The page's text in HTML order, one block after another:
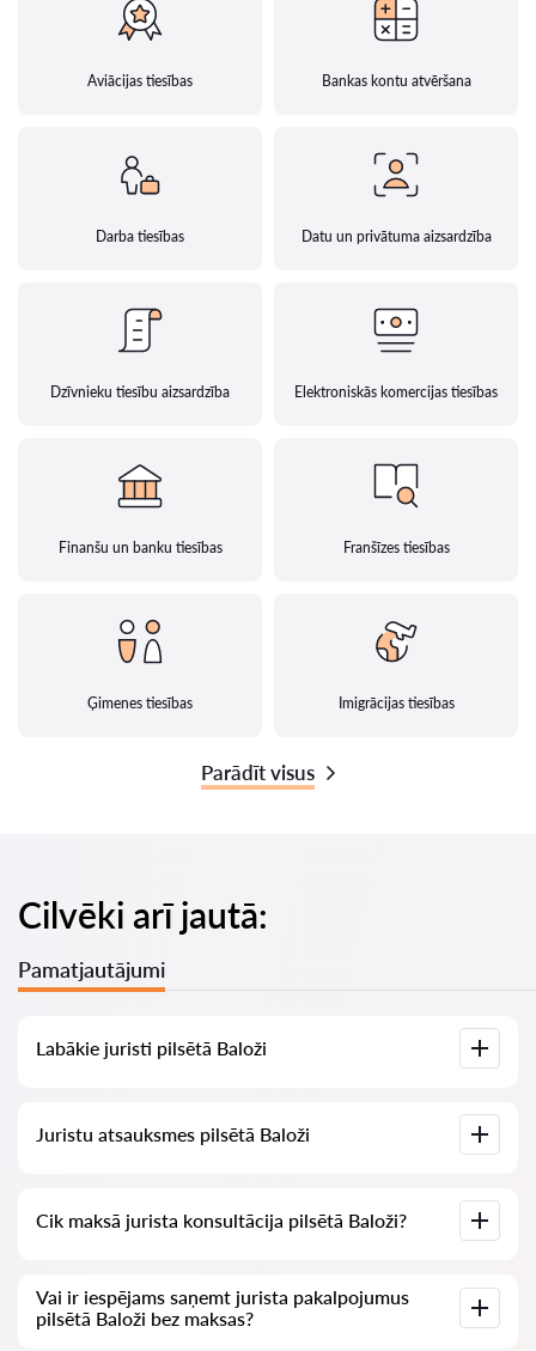
Aviācijas tiesības Bankas kontu atvēršana
Darba tiesības Datu un privātuma aizsardzība
Dzīvnieku tiesību aizsardzība Elektroniskās komercijas tiesības
Finanšu un banku tiesības Franšīzes tiesības
Ģimenes tiesības Imigrācijas tiesības
Parādīt visus
Cilvēki arī jautā:
Pamatjautājumi
Labākie juristi pilsētā Baloži
pilnīgu informāciju: cenas, atsauksmes, tālruņa numurs un
Juristu atsauksmes pilsētā Baloži
juristiem, mēs neizdzēšam negatīvas atsauksmes un nav
iespēju tās manipulēt.
Cik maksā jurista konsultācija pilsētā Baloži?
(cenas var mainīties atkarībā no jautājuma sarežģītības un
atbildes formas).
Vai ir iespējams saņemt jurista pakalpojumus
pilsētā Baloži bez maksas?